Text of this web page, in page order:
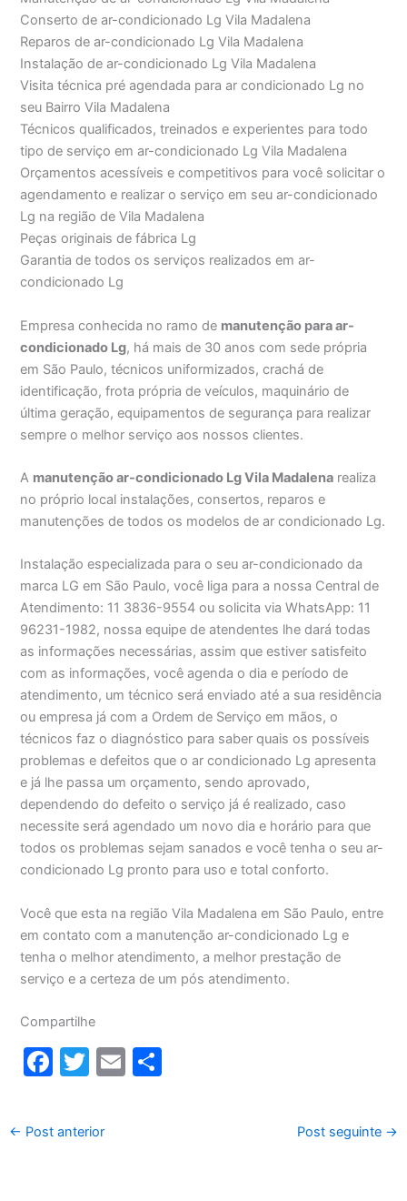
Conserto de ar-condicionado Lg Vila Madalena
Reparos de ar-condicionado Lg Vila Madalena
Instalação de ar-condicionado Lg Vila Madalena
Visita técnica pré agendada para ar condicionado Lg no
seu Bairro Vila Madalena
Técnicos qualificados, treinados e experientes para todo
tipo de serviço em ar-condicionado Lg Vila Madalena
Orçamentos acessíveis e competitivos para você solicitar o
agendamento e realizar o serviço em seu ar-condicionado
Lg na região de Vila Madalena
Peças originais de fábrica Lg
Garantia de todos os serviços realizados em ar-
condicionado Lg
Empresa conhecida no ramo de manutenção para ar-
condicionado Lg, há mais de 30 anos com sede própria
em São Paulo, técnicos uniformizados, crachá de
identificação, frota própria de veículos, maquinário de
última geração, equipamentos de segurança para realizar
sempre o melhor serviço aos nossos clientes.
A manutenção ar-condicionado Lg Vila Madalena realiza
no próprio local instalações, consertos, reparos e
manutenções de todos os modelos de ar condicionado Lg.
Instalação especializada para o seu ar-condicionado da
marca LG em São Paulo, você liga para a nossa Central de
Atendimento: 11 3836-9554 ou solicita via WhatsApp: 11
96231-1982, nossa equipe de atendentes lhe dará todas
as informações necessárias, assim que estiver satisfeito
com as informações, você agenda o dia e período de
atendimento, um técnico será enviado até a sua residência
ou empresa já com a Ordem de Serviço em mãos, o
técnicos faz o diagnóstico para saber quais os possíveis
problemas e defeitos que o ar condicionado Lg apresenta
e já lhe passa um orçamento, sendo aprovado,
dependendo do defeito o serviço já é realizado, caso
necessite será agendado um novo dia e horário para que
todos os problemas sejam sanados e você tenha o seu ar-
condicionado Lg pronto para uso e total conforto.
Você que esta na região Vila Madalena em São Paulo, entre
em contato com a manutenção ar-condicionado Lg e
tenha o melhor atendimento, a melhor prestação de
serviço e a certeza de um pós atendimento.
Compartilhe
F
c
e
T
itt
er
E
← Post anterior Post seguinte →